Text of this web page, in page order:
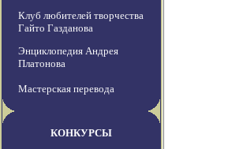
Клуб любителей творчества
Гайто Газданова
Энциклопедия Андрея
Платонова
Мастерская перевода
КОНКУРСЫ